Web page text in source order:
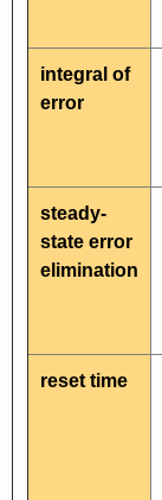
integral of
error
steady-
state error
elimination
reset time